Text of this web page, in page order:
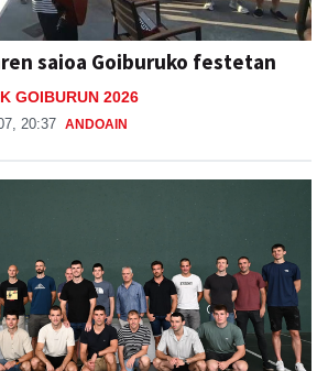
saioa Goiburuko festetan
GOIBURUN 2026
20:37 ANDOAIN